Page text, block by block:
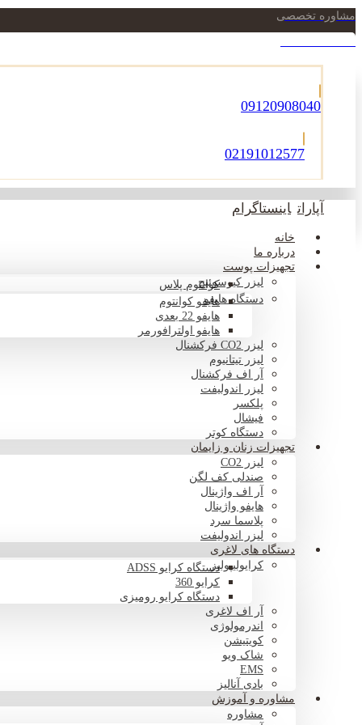
مشاوره تخصصی
09120908040
02191012577
آپارات اینستاگرام
خانه
درباره ما
تجهیزات پوست
لیزر کیوسوئیچکوانتوم پلاس
دستگاه هایفوهایفو کوانتوم
هایفو 22 بعدی
هایفو اولترافورمر
لیزر CO2 فرکشنال
لیزر تیتانیوم
آر اف فرکشنال
لیزر اندولیفت
پلکسر
فیشال
دستگاه کوتر
تجهیزات زنان و زایمان
لیزر CO2
صندلی کف لگن
آر اف واژینال
هایفو واژینال
پلاسما سرد
لیزر اندولیفت
دستگاه های لاغری
کرایولیپولیزدستگاه کرایو ADSS
کرایو 360
دستگاه کرایو رومیزی
آر اف لاغری
اندرمولوژی
کویتیشن
شاک ویو
EMS
بادی آنالیز
مشاوره و آموزش
مشاوره